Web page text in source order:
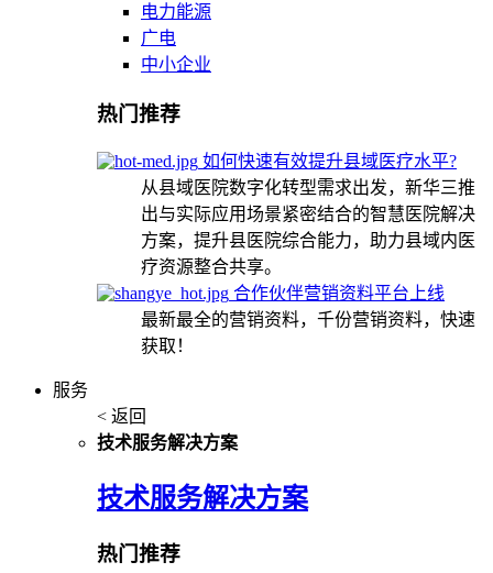
电力能源
广电
中小企业
热门推荐
如何快速有效提升县域医疗水平?
从县域医院数字化转型需求出发，新华三推
出与实际应用场景紧密结合的智慧医院解决
方案，提升县医院综合能力，助力县域内医
疗资源整合共享。
合作伙伴营销资料平台上线
最新最全的营销资料，千份营销资料，快速
获取！
服务
< 返回
技术服务解决方案
技术服务解决方案
热门推荐